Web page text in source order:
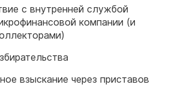
с внутренней службой
компании (и
взыскание через приставов